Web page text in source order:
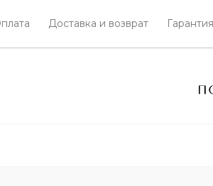
Доставка и возврат Гарантия